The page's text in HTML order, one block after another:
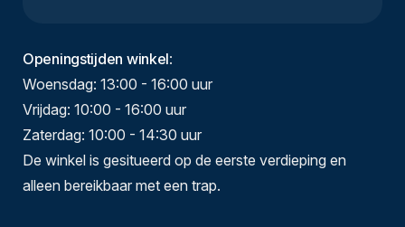
Openingstijden winkel:
Woensdag: 13:00 - 16:00 uur
Vrijdag: 10:00 - 16:00 uur
Zaterdag: 10:00 - 14:30 uur
De winkel is gesitueerd op de eerste verdieping en
alleen bereikbaar met een trap.